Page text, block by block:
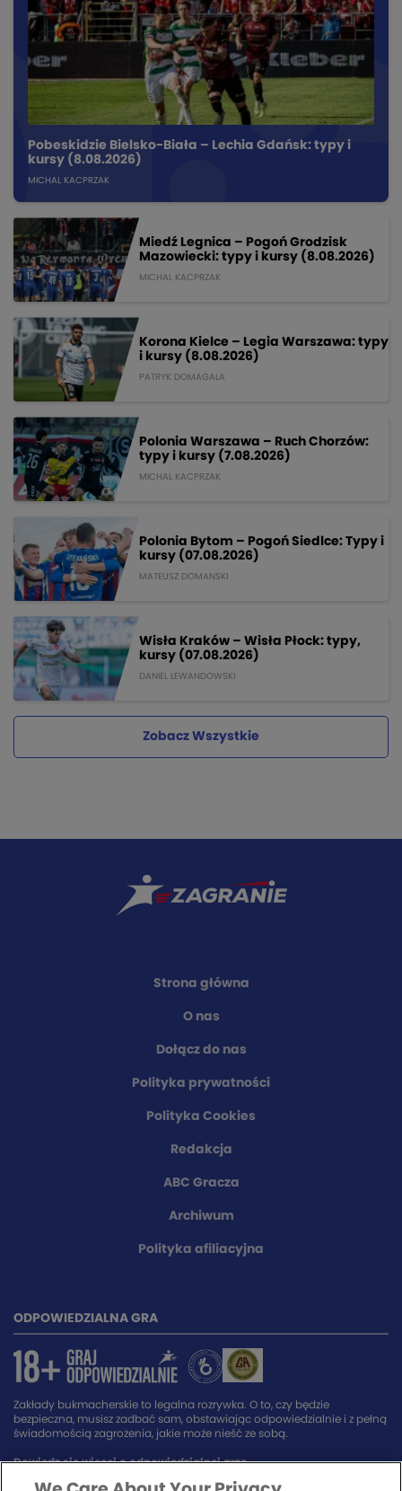
Pobeskidzie Bielsko-Biała – Lechia Gdańsk: typy i
kursy (8.08.2026)
MICHAL KACPRZAK
Miedź Legnica – Pogoń Grodzisk
Mazowiecki: typy i kursy (8.08.2026)
MICHAL KACPRZAK
Korona Kielce – Legia Warszawa: typy
i kursy (8.08.2026)
PATRYK DOMAGALA
Polonia Warszawa – Ruch Chorzów:
typy i kursy (7.08.2026)
MICHAL KACPRZAK
Polonia Bytom – Pogoń Siedlce: Typy i
kursy (07.08.2026)
MATEUSZ DOMANSKI
Wisła Kraków – Wisła Płock: typy,
kursy (07.08.2026)
DANIEL LEWANDOWSKI
Zobacz Wszystkie
Strona główna
O nas
Dołącz do nas
Polityka prywatności
Polityka Cookies
Redakcja
ABC Gracza
Archiwum
Polityka afiliacyjna
ODPOWIEDZIALNA GRA
Zakłady bukmacherskie to legalna rozrywka. O to, czy będzie
bezpieczna, musisz zadbać sam, obstawiając odpowiedzialnie i z pełną
świadomością zagrożenia, jakie może nieść ze sobą.
Dowiedz się więcej o odpowiedzialnej grze.